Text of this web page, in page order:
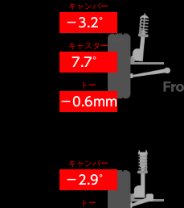
キャンバー
−3.2°
キャスター
7.7°
トー
−0.6mm
キャンバー
−2.9°
トー